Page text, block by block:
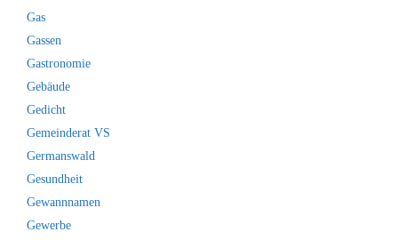
Gas
Gassen
Gastronomie
Gebäude
Gedicht
Gemeinderat VS
Germanswald
Gesundheit
Gewannnamen
Gewerbe